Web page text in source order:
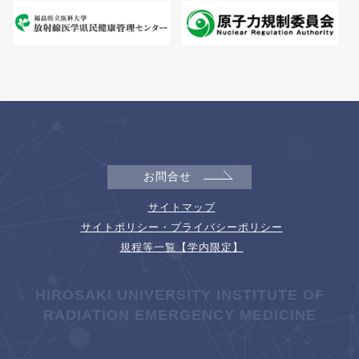
お問合せ
サイトマップ
サイトポリシー・プライバシーポリシー
規程等一覧【学内限定】
HIROSAKI UNIVERSITY INSTITUTE OF
RADIATION EMERGENCY MEDICINE